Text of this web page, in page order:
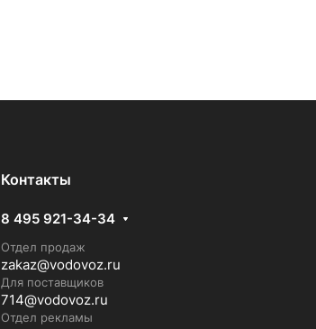
Контакты
8 495 921-34-34
Отдел продаж
zakaz@vodovoz.ru
Для поставщиков
714@vodovoz.ru
Отдел рекламы